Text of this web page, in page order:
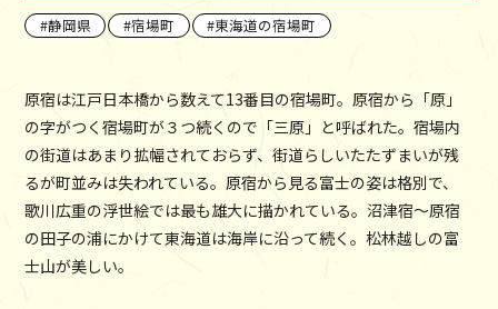
静岡県 宿場町 東海道の宿場町
原宿は江戸日本橋から数えて13番目の宿場町。原宿から「原」
の字がつく宿場町が３つ続くので「三原」と呼ばれた。宿場内
の街道はあまり拡幅されておらず、街道らしいたたずまいが残
るが町並みは失われている。原宿から見る富士の姿は格別で、
歌川広重の浮世絵では最も雄大に描かれている。沼津宿～原宿
の田子の浦にかけて東海道は海岸に沿って続く。松林越しの富
士山が美しい。